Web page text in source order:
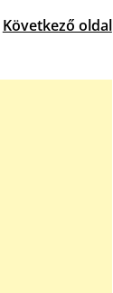
Következő oldal